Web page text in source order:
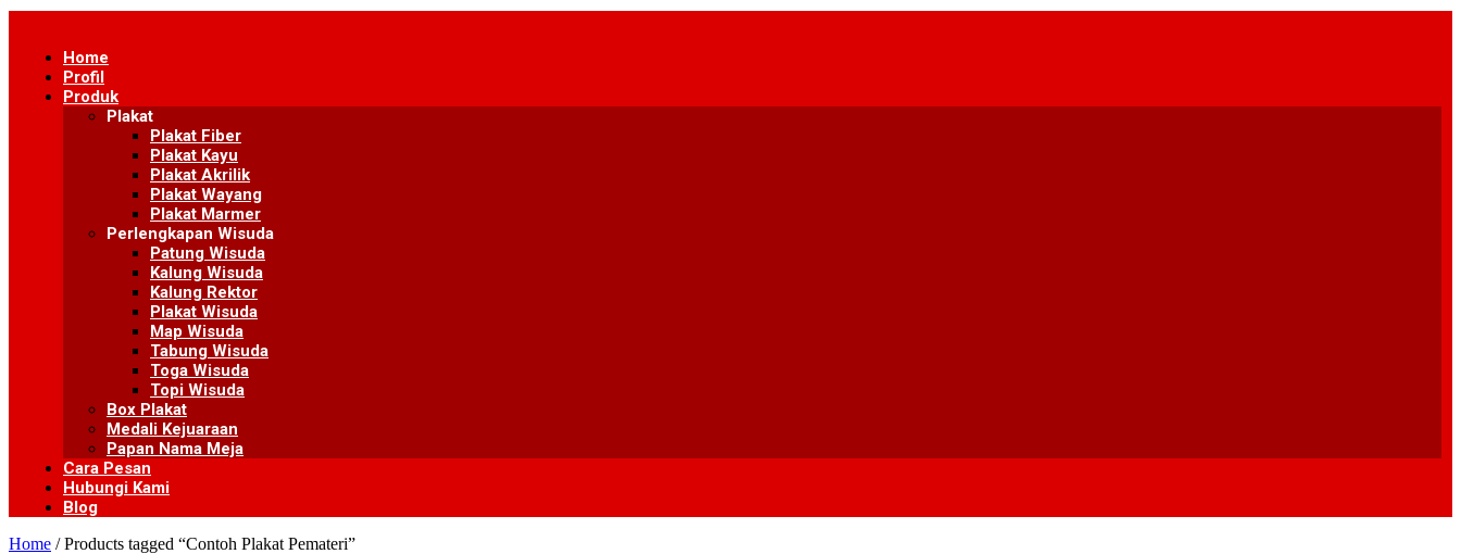
content
Home
Profil
Produk
Plakat
Plakat Fiber
Plakat Kayu
Plakat Akrilik
Plakat Wayang
Plakat Marmer
Perlengkapan Wisuda
Patung Wisuda
Kalung Wisuda
Kalung Rektor
Plakat Wisuda
Map Wisuda
Tabung Wisuda
Toga Wisuda
Topi Wisuda
Box Plakat
Medali Kejuaraan
Papan Nama Meja
Cara Pesan
Hubungi Kami
Blog
Home / Products tagged “Contoh Plakat Pemateri”